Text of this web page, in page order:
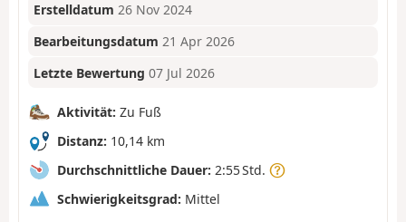
Erstelldatum 26 Nov 2024
Bearbeitungsdatum 21 Apr 2026
Letzte Bewertung 07 Jul 2026
Aktivität: Zu Fuß
Distanz: 10,14 km
Durchschnittliche Dauer: 2:55 Std.
Schwierigkeitsgrad: Mittel